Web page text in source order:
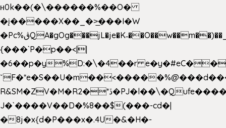
ʜ0k��(�\������%��O�
�į�����X��_�>̲���I�W
�Pc%ڨQA�gOg���jL�je�K˗��O��w��m��)��_��Rߊu>
{���`P�p��<||
�6��p�y%D:�\�4��r
R&SM�ZV�M�R2�*ڏ�PJ�l��\�Qufe����<�l���
J�`����V��D�%8��$(���-cd�|
�8j�x{d�P���x�.4U�&�H�-